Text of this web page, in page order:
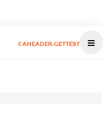
CAHEADER.GETTEST